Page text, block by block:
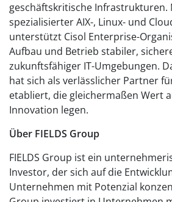
geschäftskritische Infrastrukturen.
spezialisierter AIX-, Linux- und
unterstützt Cisol Enterprise-
Aufbau und Betrieb stabiler,
zukunftsfähiger IT-Umgebungen.
hat sich als verlässlicher Partner
etabliert, die gleichermaßen Wert
Innovation legen.
Über FIELDS Group
FIELDS Group ist ein
Investor, der sich auf die
Unternehmen mit Potenzial